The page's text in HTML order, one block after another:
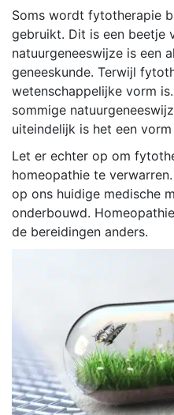
Soms wordt fytotherapie
gebruikt. Dit is een beetje
natuurgeneeswijze is een
geneeskunde. Terwijl
wetenschappelijke vorm
sommige
uiteindelijk is het een
Let er echter op om
homeopathie te
op ons huidige medische
onderbouwd.
de bereidingen anders.